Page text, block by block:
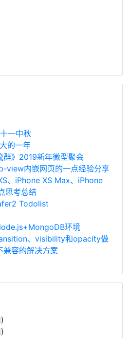
一中秋
的一年
群》2019新年微型聚会
view内嵌网页的一点经验分享
、iPhone XS Max、iPhone
思考总结
Todolist
环境
、visibility和opacity做
兼容的解决方案